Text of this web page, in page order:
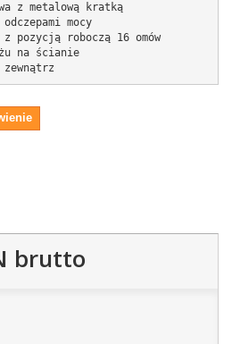
z metalową kratką
mocy
z pozycją roboczą 16 omów
na ścianie
brutto